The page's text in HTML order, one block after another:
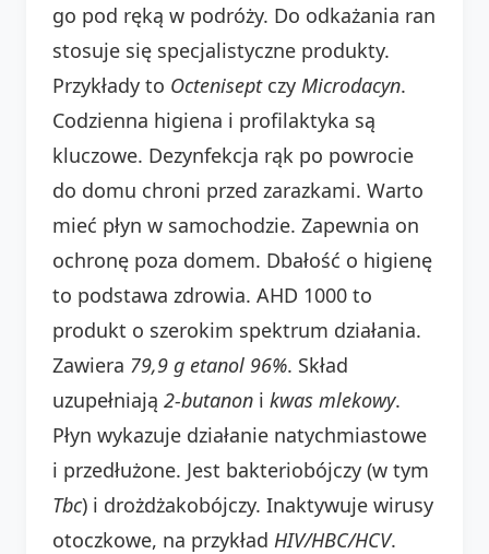
go pod ręką w podróży. Do odkażania ran
stosuje się specjalistyczne produkty.
Przykłady to Octeniseptczy Microdacyn.
Codzienna higiena i profilaktyka są
kluczowe. Dezynfekcja rąk po powrocie
do domu chroni przed zarazkami. Warto
mieć płyn w samochodzie. Zapewnia on
ochronę poza domem. Dbałość o higienę
to podstawa zdrowia. AHD 1000 to
produkt o szerokim spektrum działania.
Zawiera 79,9 g etanol 96%. Skład
uzupełniają 2-butanon i kwas mlekowy.
Płyn wykazuje działanie natychmiastowe
i przedłużone. Jest bakteriobójczy (w tym
Tbc) i drożdżakobójczy. Inaktywuje wirusy
otoczkowe, na przykład HIV/HBC/HCV.